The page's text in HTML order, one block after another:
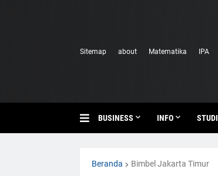
Sitemap about Matematika IPA
BUSINESS INFO STUDI
Beranda Bimbel Jakarta Timur